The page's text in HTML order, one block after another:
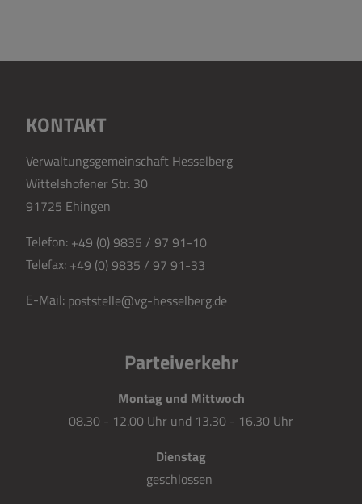
KONTAKT
Verwaltungsgemeinschaft Hesselberg
Wittelshofener Str. 30
91725 Ehingen
Telefon: +49 (0) 9835 / 97 91-10
Telefax: +49 (0) 9835 / 97 91-33
E-Mail: poststelle@vg-hesselberg.de
Parteiverkehr
Montag und Mittwoch
08.30 - 12.00 Uhr und 13.30 - 16.30 Uhr
Dienstag
geschlossen